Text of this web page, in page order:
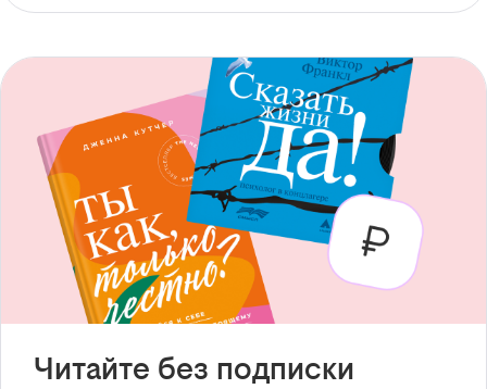
Читайте без подписки